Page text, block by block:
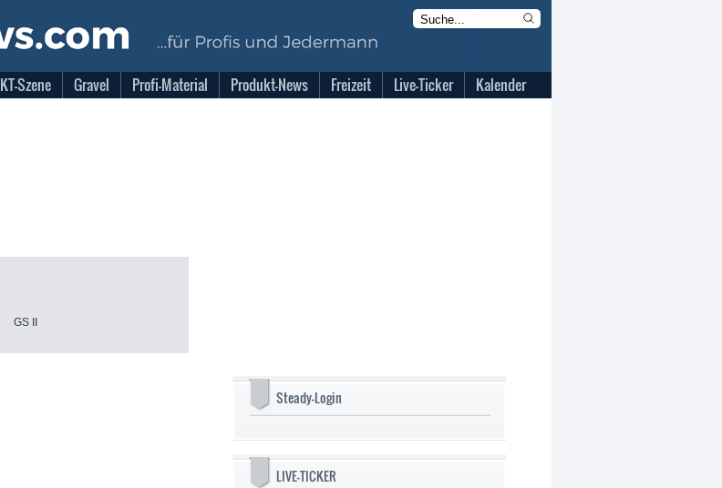
KT-Szene Gravel Profi-Material Produkt-News Freizeit Live-Ticker Kalender
GS II
Steady-Login
LIVE-TICKER